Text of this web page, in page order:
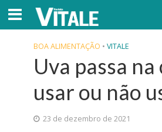
BOA ALIMENTAÇÃO • VITALE
Uva passa na
usar ou não
23 de dezembro de 2021